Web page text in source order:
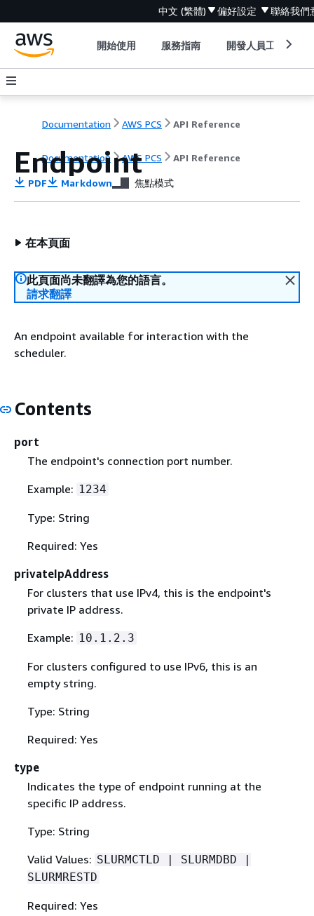
中文 (繁體) 偏好設定 聯絡我們
開始使用 服務指南 開發人員工具
Documentation AWS PCS API Reference
Documentation AWS PCS API Reference
Endpoint
PDF Markdown 焦點模式
在本頁面
此頁面尚未翻譯為您的語言。
請求翻譯
An endpoint available for interaction with the
scheduler.
Contents
port
The endpoint's connection port number.
Example: 1234
Type: String
Required: Yes
privateIpAddress
For clusters that use IPv4, this is the endpoint's
private IP address.
Example: 10.1.2.3
For clusters configured to use IPv6, this is an
empty string.
Type: String
Required: Yes
type
Indicates the type of endpoint running at the
specific IP address.
Type: String
Valid Values: SLURMCTLD | SLURMDBD |
SLURMRESTD
Required: Yes